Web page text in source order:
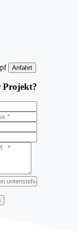
Anfahrt
Projekt?